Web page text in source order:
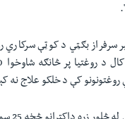
سرفراز بګټي د کوټې سرکاري
روغتونونو کې د خلکو علاج نه